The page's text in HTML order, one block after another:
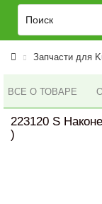
Запчасти для
ВСЕ О ТОВАРЕ
223120 S
)